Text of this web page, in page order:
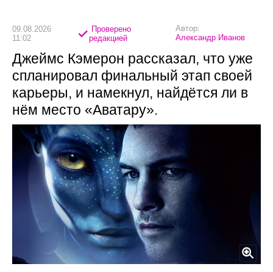
09.08.2026
11:02
Проверено
редакцией
Автор:
Александр Иванов
Джеймс Кэмерон рассказал, что уже
спланировал финальный этап своей
карьеры, и намекнул, найдётся ли в
нём место «Аватару».